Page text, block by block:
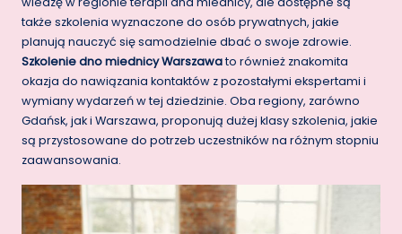
także szkolenia wyznaczone do osób prywatnych, jakie
planują nauczyć się samodzielnie dbać o swoje zdrowie.
Szkolenie dno miednicy Warszawato również znakomita
okazja do nawiązania kontaktów z pozostałymi ekspertami i
wymiany wydarzeń w tej dziedzinie. Oba regiony, zarówno
Gdańsk, jak i Warszawa, proponują dużej klasy szkolenia, jakie
są przystosowane do potrzeb uczestników na różnym stopniu
zaawansowania.